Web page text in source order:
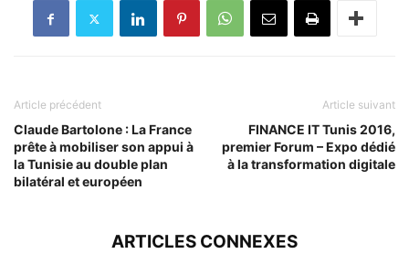
Article précédent
Claude Bartolone : La France
prête à mobiliser son appui à
la Tunisie au double plan
bilatéral et européen
Article suivant
FINANCE IT Tunis 2016,
premier Forum – Expo dédié
à la transformation digitale
ARTICLES CONNEXES